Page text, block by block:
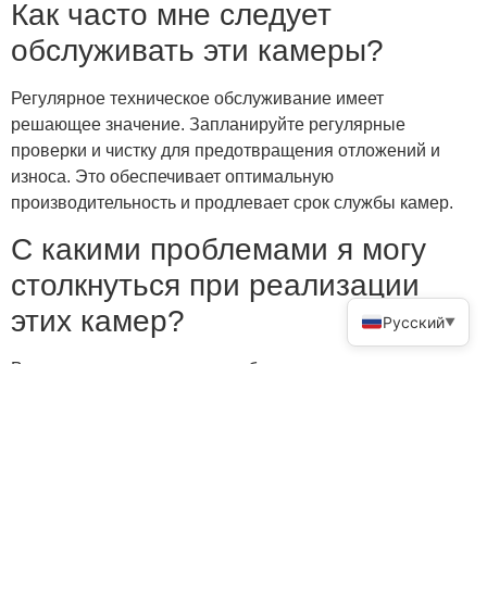
Как часто мне следует
обслуживать эти камеры?
Регулярное техническое обслуживание имеет
решающее значение. Запланируйте регулярные
проверки и чистку для предотвращения отложений и
износа. Это обеспечивает оптимальную
производительность и продлевает срок службы камер.
С какими проблемами я могу
столкнуться при реализации
этих камер?
Вы можете столкнуться с проблемами проектирования и
Русский▼